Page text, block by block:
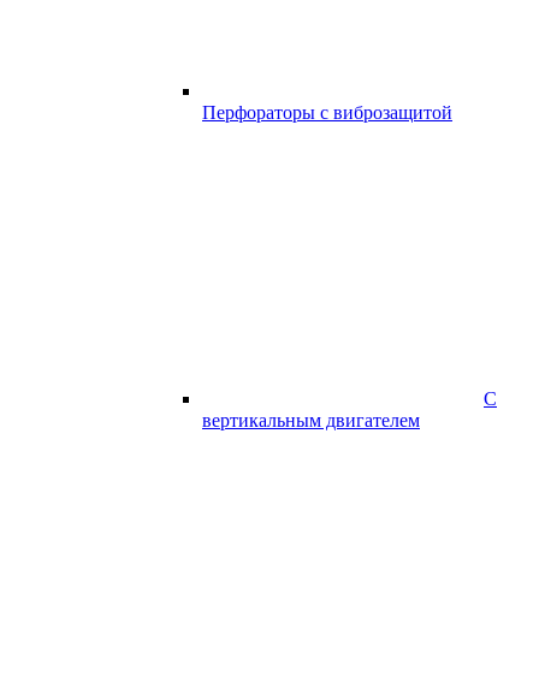
Перфораторы с виброзащитой
С
вертикальным двигателем